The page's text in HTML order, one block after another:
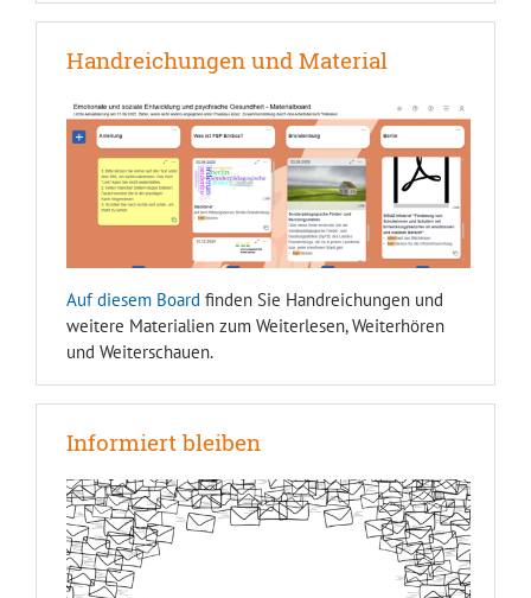
Handreichungen und Material
Auf diesem Board finden Sie Handreichungen und
weitere Materialien zum Weiterlesen, Weiterhören
und Weiterschauen.
Informiert bleiben